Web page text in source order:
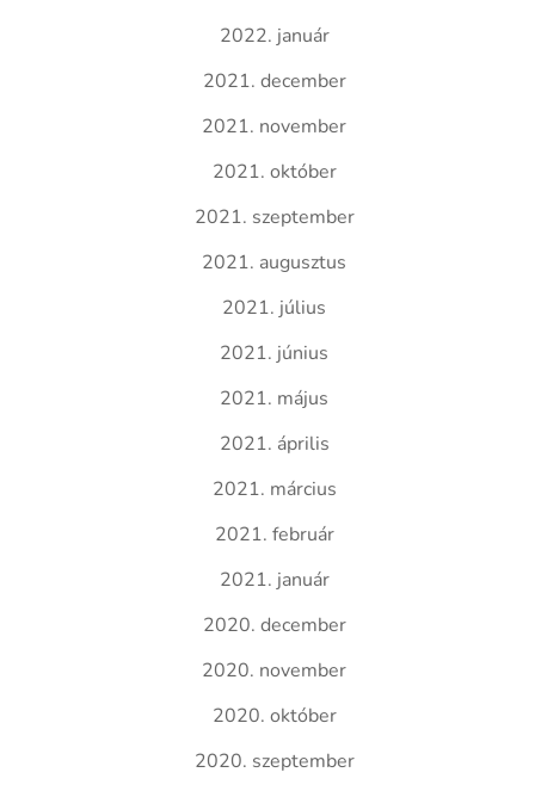
2022. január
2021. december
2021. november
2021. október
2021. szeptember
2021. augusztus
2021. július
2021. június
2021. május
2021. április
2021. március
2021. február
2021. január
2020. december
2020. november
2020. október
2020. szeptember